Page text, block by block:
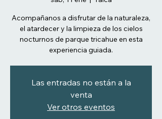
Acompañanos a disfrutar de la naturaleza,
el atardecer y la limpieza de los cielos
nocturnos de parque tricahue en esta
experiencia guiada.
Las entradas no están a la
venta
Ver otros eventos